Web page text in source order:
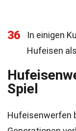
36
In einigen
Hufeisen
Spiel
Hufeisenwerfen